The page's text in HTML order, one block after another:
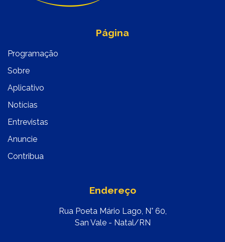
Página
Programação
Sobre
Aplicativo
Notícias
Entrevistas
Anuncie
Contribua
Endereço
Rua Poeta Mário Lago, N° 60,
San Vale - Natal/RN